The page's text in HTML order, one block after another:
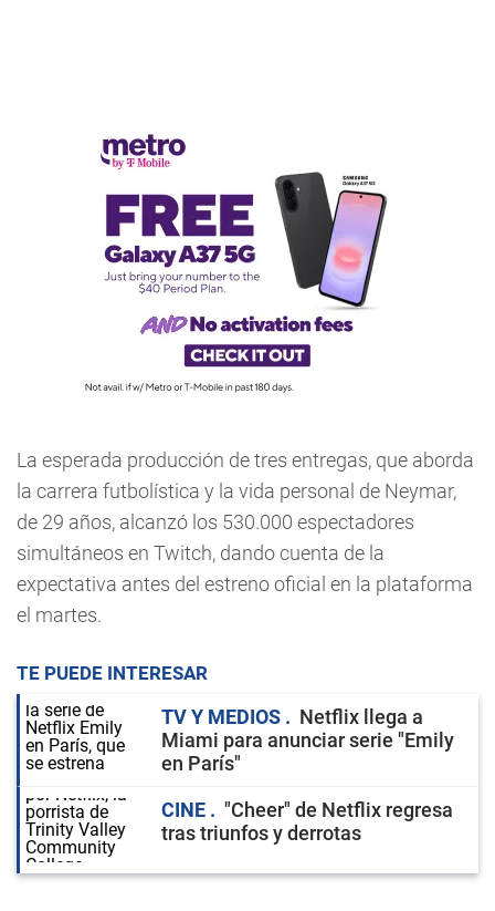
La esperada producción de tres entregas, que aborda
la carrera futbolística y la vida personal de Neymar,
de 29 años, alcanzó los 530.000 espectadores
simultáneos en Twitch, dando cuenta de la
expectativa antes del estreno oficial en la plataforma
el martes.
TE PUEDE INTERESAR
TV Y MEDIOS
Netflix llega a
Miami para anunciar serie "Emily
en París"
CINE
"Cheer" de Netflix regresa
tras triunfos y derrotas